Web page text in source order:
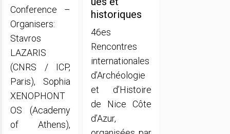
Conference –
Organisers:
Stavros
LAZARIS
(CNRS / ICP,
Paris), Sophia
XENOPHONT
OS (Academy
of Athens),
historiques
46es
Rencontres
internationales
d’Archéologie
et d’Histoire
de Nice Côte
d’Azur,